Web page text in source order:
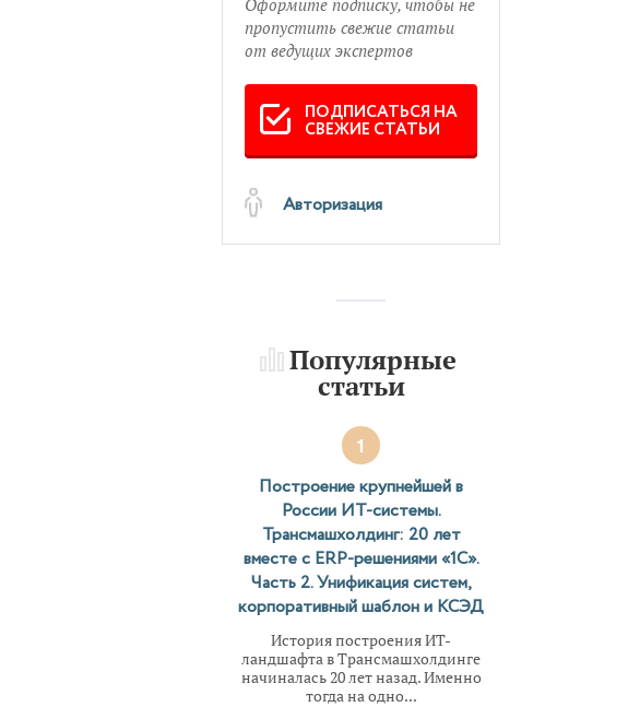
пропустить свежие статьи
от ведущих экспертов
ПОДПИСАТЬСЯ НА
СВЕЖИЕ СТАТЬИ
Авторизация
Популярные
статьи
1
Построение крупнейшей в
России ИТ-системы.
Трансмашхолдинг: 20 лет
вместе с ERP-решениями «1С».
Часть 2. Унификация систем,
корпоративный шаблон и КСЭД
История построения ИТ-
ландшафта в Трансмашхолдинге
начиналась 20 лет назад. Именно
тогда на одно...